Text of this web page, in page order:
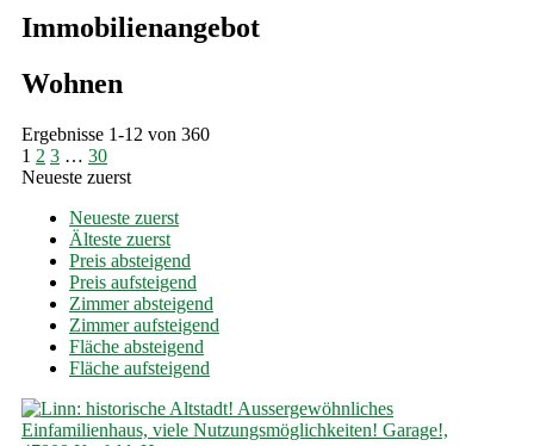
Immobilien­angebot
Wohnen
Ergebnisse 1-12 von 360
1 2 3 … 30
Neueste zuerst
Neueste zuerst
Älteste zuerst
Preis absteigend
Preis aufsteigend
Zimmer absteigend
Zimmer aufsteigend
Fläche absteigend
Fläche aufsteigend